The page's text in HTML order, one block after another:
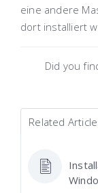
eine andere
dort installiert
Did you
Related